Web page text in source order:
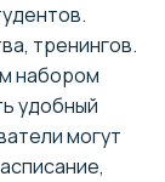
тренингов.
набором
удобный
могут